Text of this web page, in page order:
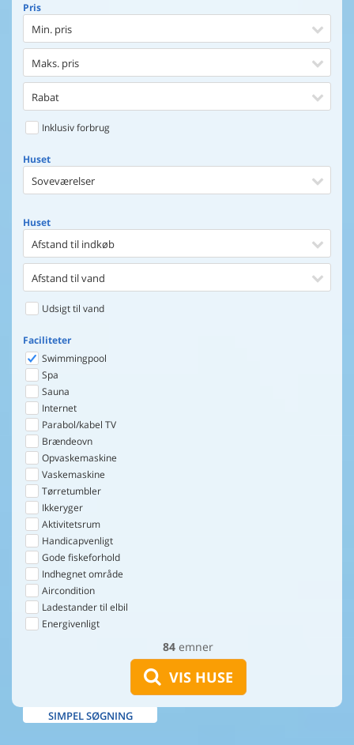
Pris
Min. pris
Maks. pris
Rabat
Inklusiv forbrug
Huset
Soveværelser
84 emner
VIS HUSE
Huset
Afstand til indkøb
Afstand til vand
Udsigt til vand
Faciliteter
Swimmingpool
Spa
Sauna
Internet
Parabol/kabel TV
Brændeovn
Opvaskemaskine
Vaskemaskine
Tørretumbler
Ikkeryger
Aktivitetsrum
Handicapvenligt
Gode fiskeforhold
Indhegnet område
Aircondition
Ladestander til elbil
Energivenligt
SIMPEL SØGNING